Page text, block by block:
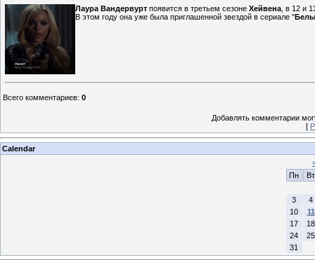
Лаура Вандервурт появится в третьем сезоне Хейвена , в 12 и
В этом году она уже была приглашенной звездой в сериале "
Всего комментариев: 0
Добавлять комментарии
[
Calendar
Пн
Вт
3
4
10
11
17
18
24
25
31